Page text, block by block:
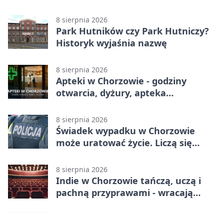
8 sierpnia 2026
Park Hutników czy Park Hutniczy?
Historyk wyjaśnia nazwę
8 sierpnia 2026
Apteki w Chorzowie - godziny
otwarcia, dyżury, apteka
8 sierpnia 2026
Świadek wypadku w Chorzowie
może uratować życie. Liczą się
8 sierpnia 2026
Indie w Chorzowie tańczą, uczą i
pachną przyprawami - wracają